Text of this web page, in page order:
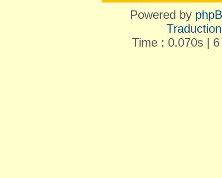
Powered by
Time : 0.070s |